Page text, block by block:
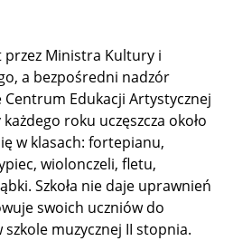
przez Ministra Kultury i
a bezpośredni nadzór
Edukacji Artystycznej
roku uczęszcza około
w klasach: fortepianu,
wiolonczeli, fletu,
Szkoła nie daje uprawnień
swoich uczniów do
muzycznej II stopnia.